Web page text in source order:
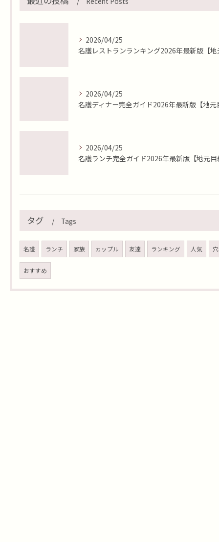
2026/04/25
2026/04/25
2026/04/25
タグ Tags
名護 ランチ 家族 カップル 友達 ランキング 人気
おすすめ